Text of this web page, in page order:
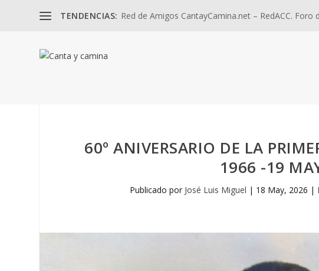
TENDENCIAS: Red de Amigos CantayCamina.net – RedACC. Foro
60º ANIVERSARIO DE LA
1966 -19
Publicado por José Luis Miguel | 18 May, 2026 |